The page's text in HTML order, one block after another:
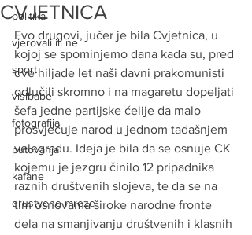
politika
vjerovali ili ne
sport
visibabe
fotografija
putovanja
kafane
drustvene mreze
CVJETNICA
Evo drugovi, jučer je bila Cvjetnica, u
kojoj se spominjemo dana kada su, pred
dve hiljade let naši davni prakomunisti
odlučili skromno i na magaretu dopeljati
šefa jedne partijske ćelije da malo
prosvjećuje narod u jednom tadašnjem
velegradu. Ideja je bila da se osnuje CK
kojemu je jezgru činilo 12 pripadnika
raznih društvenih slojeva, te da se na
tim osnovama široke narodne fronte
dela na smanjivanju društvenih i klasnih